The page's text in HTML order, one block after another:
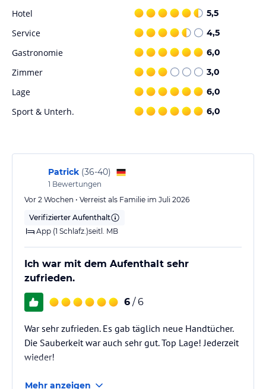
Hotel 5,5
Service 4,5
Gastronomie 6,0
Zimmer 3,0
Lage 6,0
Sport & Unterh. 6,0
Patrick (36-40)
1 Bewertungen
Vor 2 Wochen • Verreist als Familie im Juli 2026
Verifizierter Aufenthalt
App (1 Schlafz.)seitl. MB
Ich war mit dem Aufenthalt sehr
zufrieden.
6 / 6
War sehr zufrieden. Es gab täglich neue Handtücher.
Die Sauberkeit war auch sehr gut. Top Lage! Jederzeit
wieder!
Mehr anzeigen